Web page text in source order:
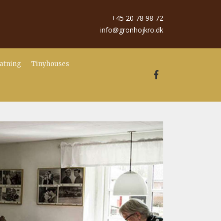
+45 20 78 98 72
info@gronhojkro.dk
Tinyhouses